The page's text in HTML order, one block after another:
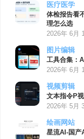
医疗医学
体检报告看
理怎么选
2026年 6月
图片编辑
工具合集：
2026年 6月
视频剪辑
文本指令P
2026年 5月
绘画网站
星流AI-国产